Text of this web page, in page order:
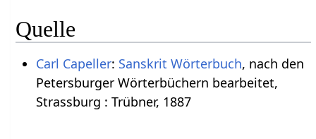
Quelle
Carl Capeller: Sanskrit Wörterbuch, nach den
Petersburger Wörterbüchern bearbeitet,
Strassburg : Trübner, 1887